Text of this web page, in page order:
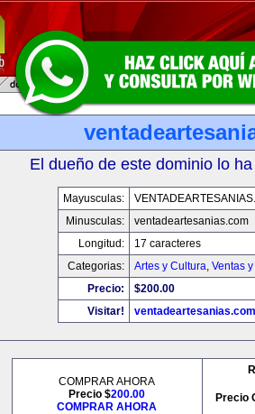
El dueño de este dominio lo
Mayusculas:
Minusculas:
ventadeartesanias.com
Longitud:
17 caracteres
Categorias:
Artes y Cultura, Ventas
Precio:
$200.00
Visitar!
ventadeartesanias.com
COMPRAR AHORA
Precio $200.00
COMPRAR AHORA
Precio